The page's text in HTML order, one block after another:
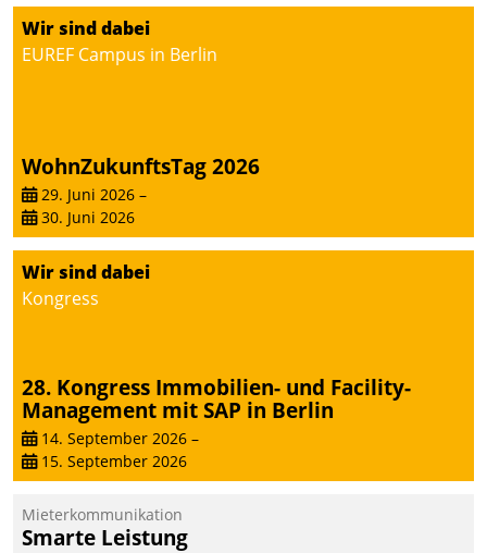
Wir sind dabei
EUREF Campus in Berlin
WohnZukunftsTag 2026
29. Juni 2026 –
30. Juni 2026
Wir sind dabei
Kongress
28. Kongress Immobilien- und Facility-
Management mit SAP in Berlin
14. September 2026 –
15. September 2026
Mieterkommunikation
Smarte Leistung